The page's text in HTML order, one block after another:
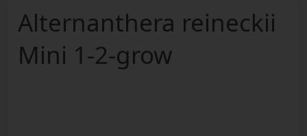
Alternanthera reineckii
Mini 1-2-grow